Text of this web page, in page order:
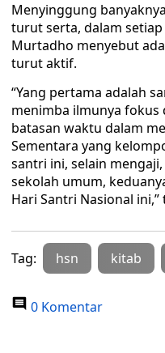
Menyinggung
turut serta, dalam
Murtadho menyebut
turut aktif.
“Yang pertama adalah
menimba ilmunya fokus
batasan waktu dalam
Sementara yang
santri ini, selain
sekolah umum,
Hari Santri Nasional
Tag: hsn kitab
0 Komentar